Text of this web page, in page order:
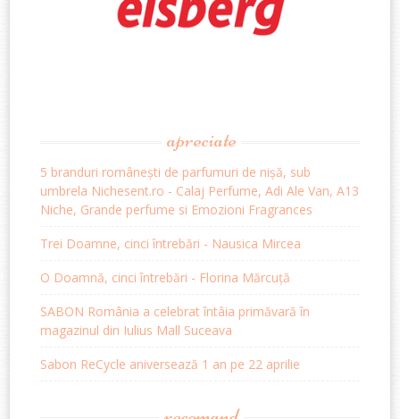
apreciate
5 branduri românești de parfumuri de nișă, sub
umbrela Nichesent.ro - Calaj Perfume, Adi Ale Van, A13
Niche, Grande perfume si Emozioni Fragrances
Trei Doamne, cinci întrebări - Nausica Mircea
O Doamnă, cinci întrebări - Florina Mărcuță
SABON România a celebrat întâia primăvară în
magazinul din Iulius Mall Suceava
Sabon ReCycle aniversează 1 an pe 22 aprilie